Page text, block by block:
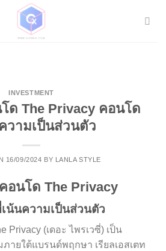
INVESTMENT
ด The Privacy คอนโด
วามเป็นส่วนตัว
16/09/2024 BY LANLA STYLE
อนโด The Privacy
น้นความเป็นส่วนตัว
(เดอะ ไพรเวซี่) เป็น
ายใต้แบรนด์พฤกษา เรียลเอสเตท